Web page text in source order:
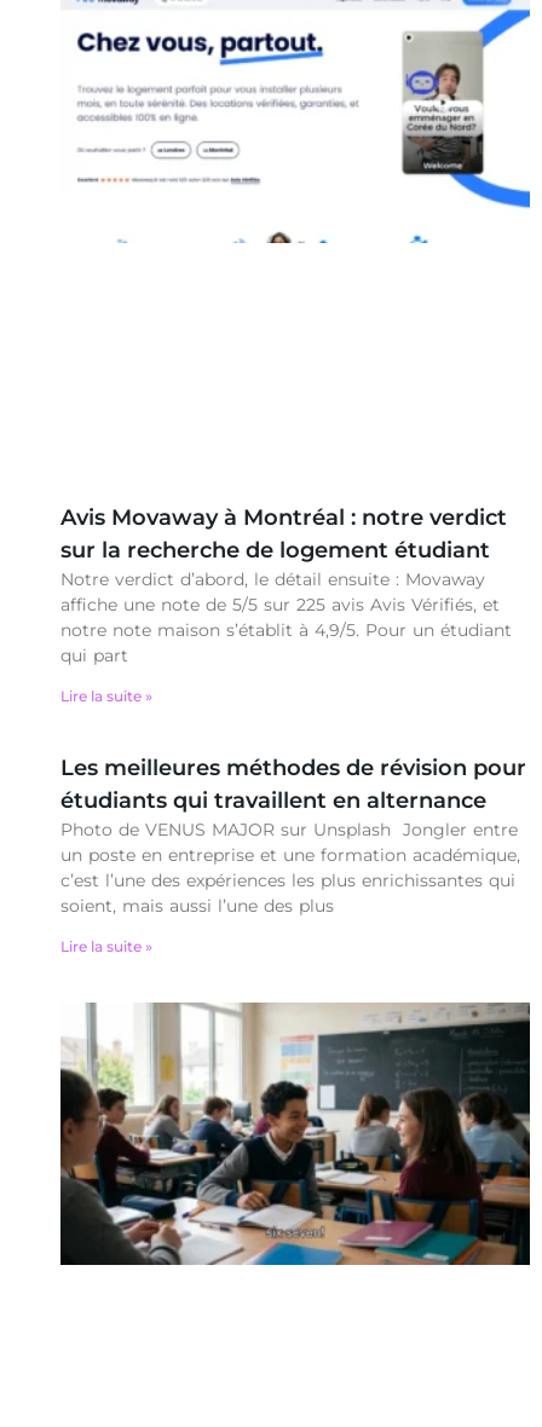
Avis Movaway à Montréal : notre verdict
sur la recherche de logement étudiant
Notre verdict d’abord, le détail ensuite : Movaway
affiche une note de 5/5 sur 225 avis Avis Vérifiés, et
notre note maison s’établit à 4,9/5. Pour un étudiant
qui part
Lire la suite »
Les meilleures méthodes de révision pour
étudiants qui travaillent en alternance
Photo de VENUS MAJOR sur Unsplash Jongler entre
un poste en entreprise et une formation académique,
c’est l’une des expériences les plus enrichissantes qui
soient, mais aussi l’une des plus
Lire la suite »